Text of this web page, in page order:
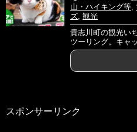
山・ハイキング等
ズ 観光
貴志川町の観光い
ツーリング。キャ
スポンサーリンク